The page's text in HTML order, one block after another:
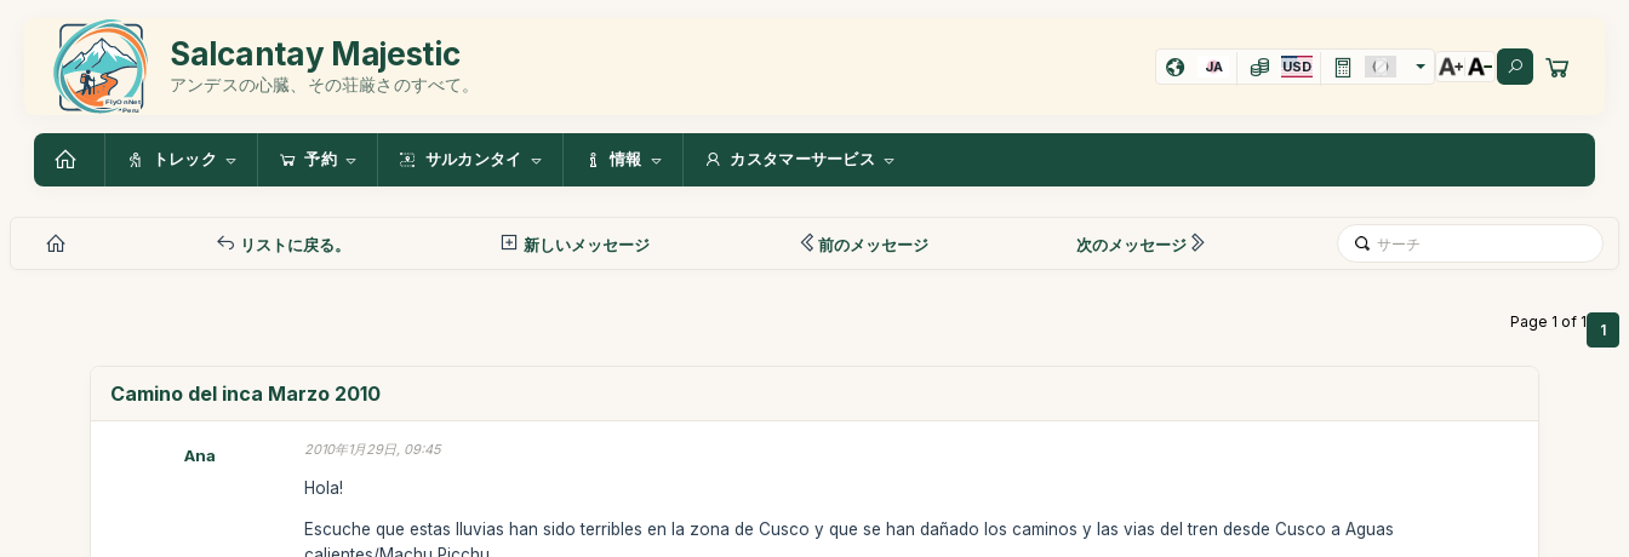
Salcantay Majestic
アンデスの心臓、その荘厳さのすべて。
JA USD
トレック 予約 サルカンタイ 情報 カスタマーサービス
リストに戻る。 新しいメッセージ 前のメッセージ 次のメッセージ
Page 1 of 1 1
Camino del inca Marzo 2010
Ana 2010年1月29日, 09:45
Hola!
Escuche que estas lluvias han sido terribles en la zona de Cusco y que se han dañado los caminos y las vias del tren desde Cusco a Aguas